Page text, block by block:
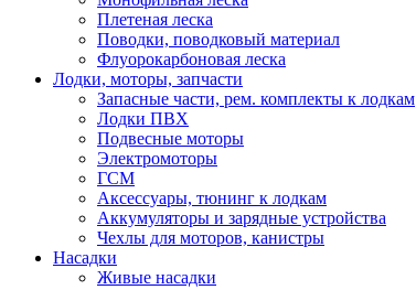
Плетеная леска
Поводки, поводковый материал
Флуорокарбоновая леска
Лодки, моторы, запчасти
Запасные части, рем. комплекты к лодкам
Лодки ПВХ
Подвесные моторы
Электромоторы
ГСМ
Аксессуары, тюнинг к лодкам
Аккумуляторы и зарядные устройства
Чехлы для моторов, канистры
Насадки
Живые насадки